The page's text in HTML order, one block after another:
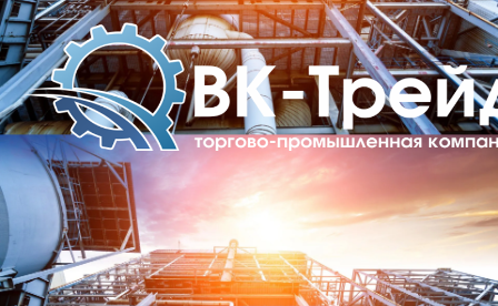
Перейти
к
содержимому